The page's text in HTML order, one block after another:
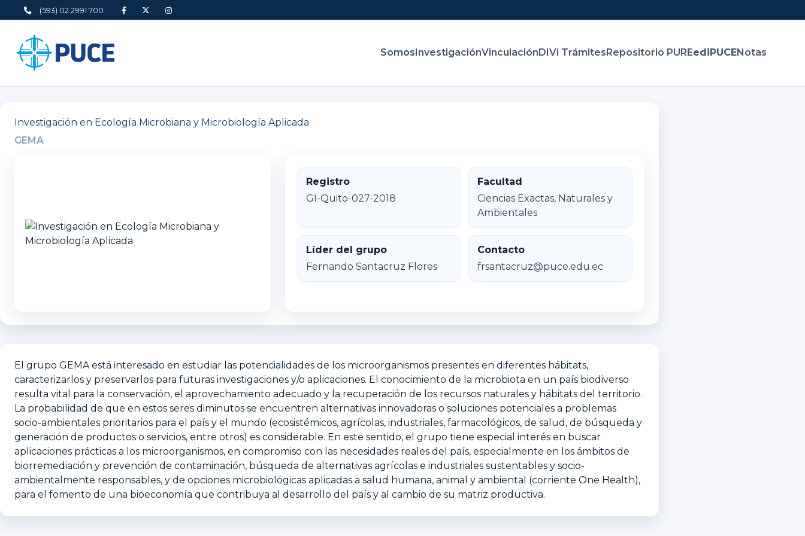
(593) 02 2991 700
Somos InvestigaciónVinculación DIVi Trámites Repositorio PUREediPUCENotas
Investigación en Ecología Microbiana y Microbiología Aplicada
GEMA
Registro
GI-Quito-027-2018
Facultad
Ciencias Exactas, Naturales y
Ambientales
Líder del grupo
Fernando Santacruz Flores
Contacto
frsantacruz@puce.edu.ec
El grupo GEMA está interesado en estudiar las potencialidades de los microorganismos presentes en diferentes hábitats,
caracterizarlos y preservarlos para futuras investigaciones y/o aplicaciones. El conocimiento de la microbiota en un país biodiverso
resulta vital para la conservación, el aprovechamiento adecuado y la recuperación de los recursos naturales y hábitats del territorio.
La probabilidad de que en estos seres diminutos se encuentren alternativas innovadoras o soluciones potenciales a problemas
socio-ambientales prioritarios para el país y el mundo (ecosistémicos, agrícolas, industriales, farmacológicos, de salud, de búsqueda y
generación de productos o servicios, entre otros) es considerable. En este sentido, el grupo tiene especial interés en buscar
aplicaciones prácticas a los microorganismos, en compromiso con las necesidades reales del país, especialmente en los ámbitos de
biorremediación y prevención de contaminación, búsqueda de alternativas agrícolas e industriales sustentables y socio-
ambientalmente responsables, y de opciones microbiológicas aplicadas a salud humana, animal y ambiental (corriente One Health),
para el fomento de una bioeconomía que contribuya al desarrollo del país y al cambio de su matriz productiva.